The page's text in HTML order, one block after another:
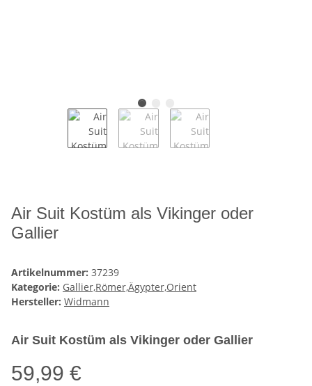
Air Suit Kostüm als Vikinger oder
Gallier
Artikelnummer: 37239
Kategorie: Gallier,Römer,Ägypter,Orient
Hersteller: Widmann
Air Suit Kostüm als Vikinger oder Gallier
59,99 €